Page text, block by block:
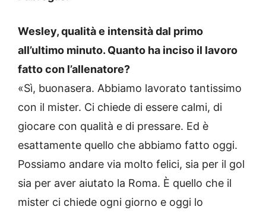
Wesley, qualità e intensità dal primo
all’ultimo minuto. Quanto ha inciso il lavoro
fatto con l’allenatore?
«Sì, buonasera. Abbiamo lavorato tantissimo
con il mister. Ci chiede di essere calmi, di
giocare con qualità e di pressare. Ed è
esattamente quello che abbiamo fatto oggi.
Possiamo andare via molto felici, sia per il gol
sia per aver aiutato la Roma. È quello che il
mister ci chiede ogni giorno e oggi lo